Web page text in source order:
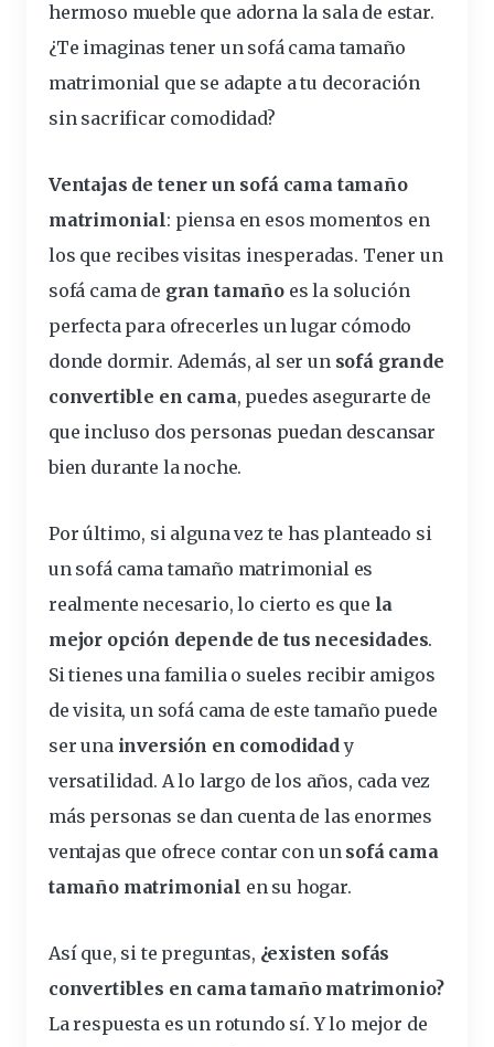
hermoso mueble que adorna la sala de estar.
¿Te imaginas tener un sofá cama tamaño
matrimonial que se adapte a tu decoración
sin sacrificar comodidad?
Ventajas de tener un sofá cama tamaño
matrimonial: piensa en esos momentos en
los que recibes visitas inesperadas. Tener un
sofá cama de gran tamañoes la solución
perfecta para ofrecerles un lugar cómodo
donde dormir. Además, al ser un sofá grande
convertible en cama, puedes asegurarte de
que incluso dos personas puedan descansar
bien durante la noche.
Por último, si alguna vez te has planteado si
un sofá cama tamaño matrimonial es
realmente necesario, lo cierto es que la
mejor opción depende de tus necesidades.
Si tienes una familia o sueles recibir amigos
de visita, un sofá cama de este tamaño puede
ser una inversión en comodidady
versatilidad. A lo largo de los años, cada vez
más personas se dan cuenta de las enormes
ventajas que ofrece contar con un sofá cama
tamaño matrimonial en su hogar.
Así que, si te preguntas, ¿existen sofás
convertibles en cama tamaño matrimonio?
La respuesta es un rotundo sí. Y lo mejor de